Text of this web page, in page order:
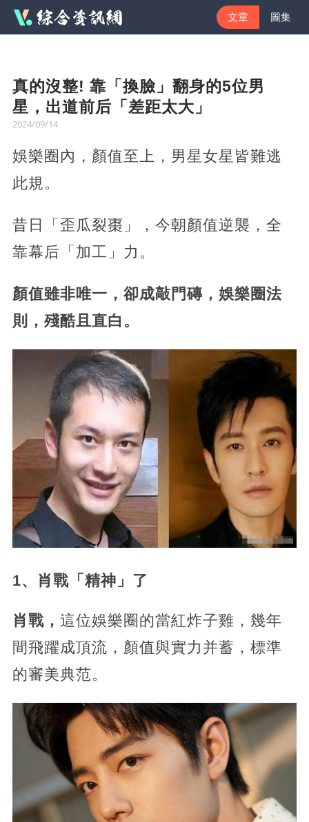
文章 圖集
真的沒整! 靠「換臉」翻身的5位男
星，出道前后「差距太大」
2024/09/14
娛樂圈內，顏值至上，男星女星皆難逃
此規。
昔日「歪瓜裂棗」，今朝顏值逆襲，全
靠幕后「加工」力。
顏值雖非唯一，卻成敲門磚，娛樂圈法
則，殘酷且直白。
1、肖戰「精神」了
肖戰， 這位娛樂圈的當紅炸子雞，幾年
間飛躍成頂流，顏值與實力并蓄，標準
的審美典范。